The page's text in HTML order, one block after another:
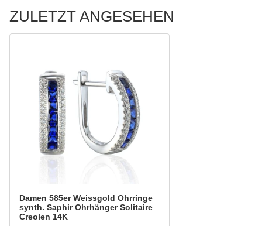
ZULETZT ANGESEHEN
Damen 585er Weissgold Ohrringe
synth. Saphir Ohrhänger Solitaire
Creolen 14K